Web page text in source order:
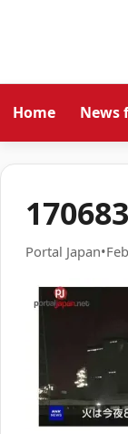
Home News
Portal Japan•